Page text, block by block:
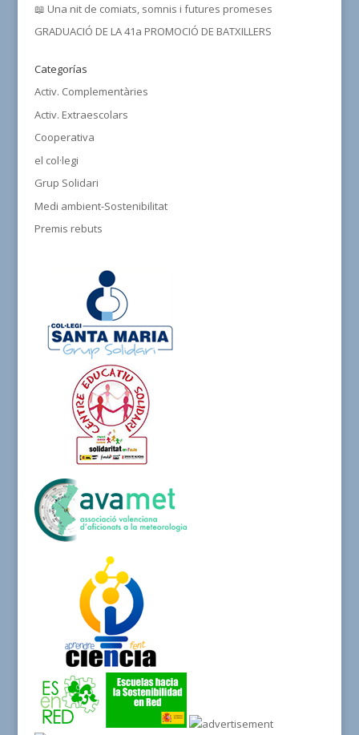
📖 Una nit de comiats, somnis i futures promeses
GRADUACIÓ DE LA 41a PROMOCIÓ DE BATXILLERS
Categorías
Activ. Complementàries
Activ. Extraescolars
Cooperativa
el col·legi
Grup Solidari
Medi ambient-Sostenibilitat
Premis rebuts